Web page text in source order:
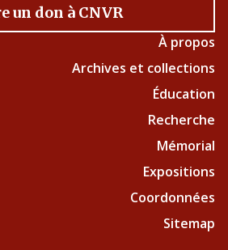
un don à CNVR
À propos
Archives et collections
Éducation
Recherche
Mémorial
Expositions
Coordonnées
Sitemap